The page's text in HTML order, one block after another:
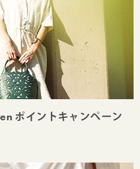
ポイントキャンペーン